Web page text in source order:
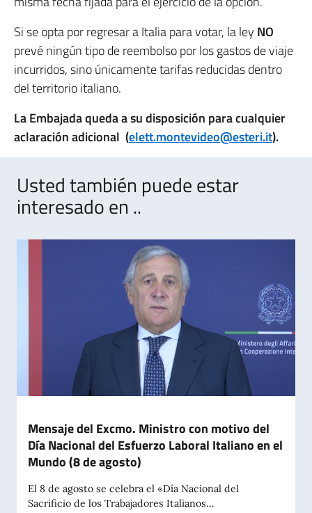
Si se opta por regresar a Italia para votar, la ley NO
prevé ningún tipo de reembolso por los gastos de viaje
incurridos, sino únicamente tarifas reducidas dentro
del territorio italiano.
La Embajada queda a su disposición para cualquier
aclaración adicional (elett.montevideo@esteri.it).
Usted también puede estar
interesado en ..
Mensaje del Excmo. Ministro con motivo del
Día Nacional del Esfuerzo Laboral Italiano en el
Mundo (8 de agosto)
El 8 de agosto se celebra el «Día Nacional del
Sacrificio de los Trabajadores Italianos...